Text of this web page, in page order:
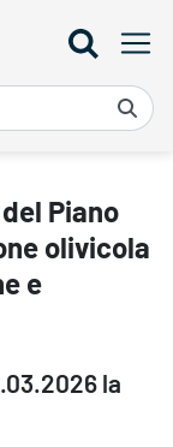
Piano
olivicola
e
la